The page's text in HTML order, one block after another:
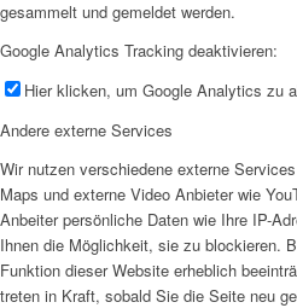
gesammelt und gemeldet werden.
Google Analytics Tracking deaktivieren:
Hier klicken, um Google Analytics zu
Andere externe Services
Wir nutzen verschiedene externe
Maps und externe Video Anbieter wie
Anbeiter persönliche Daten wie Ihre IP-
Ihnen die Möglichkeit, sie zu blockieren.
Funktion dieser Website erheblich
treten in Kraft, sobald Sie die Seite neu